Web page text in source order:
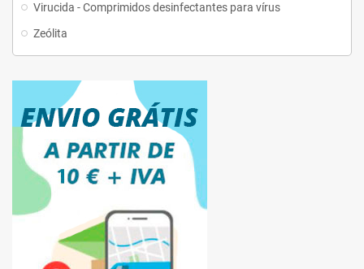
Virucida - Comprimidos desinfectantes para vírus
Zeólita